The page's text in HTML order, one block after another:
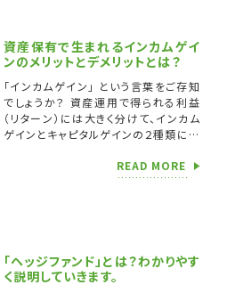
資産保有で生まれるインカムゲイ
ンのメリットとデメリットとは？
「インカムゲイン」 という言葉をご存知
でしょうか？ 資産運用で得られる利益
（リターン）には大きく分けて、インカム
ゲインとキャピタルゲインの２種類に分
インとは、資産の保有中に生まれる利
READ MORE
「ヘッジファンド」とは？わかりやす
く説明していきます。